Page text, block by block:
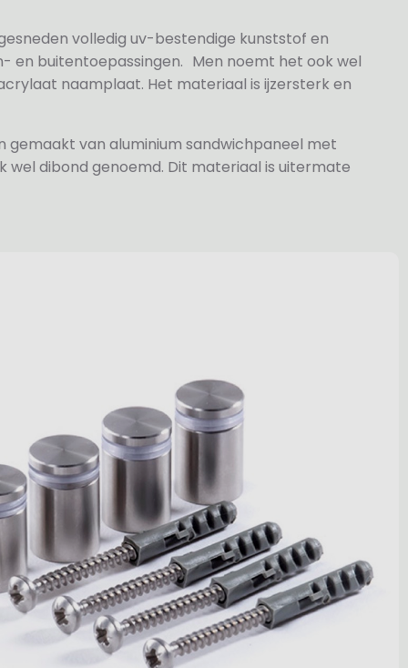
volledig uv-bestendige kunststof en
en buitentoepassingen. Men noemt het ook wel
naamplaat. Het materiaal is ijzersterk en
gemaakt van aluminium sandwichpaneel met
wel dibond genoemd. Dit materiaal is uitermate